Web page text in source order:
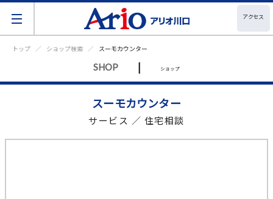
アクセス
トップ ショップ検索 スーモカウンター
SHOP | ショップ
スーモカウンター
サービス ／ 住宅相談